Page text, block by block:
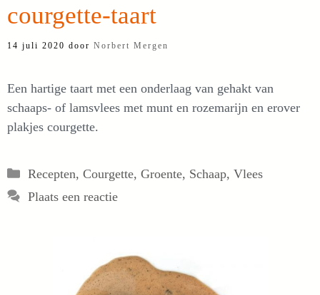
courgette-taart
14 juli 2020 door Norbert Mergen
Een hartige taart met een onderlaag van gehakt van
schaaps- of lamsvlees met munt en rozemarijn en erover
plakjes courgette.
Categorieën
Recepten, Courgette, Groente, Schaap, Vlees
Plaats een reactie